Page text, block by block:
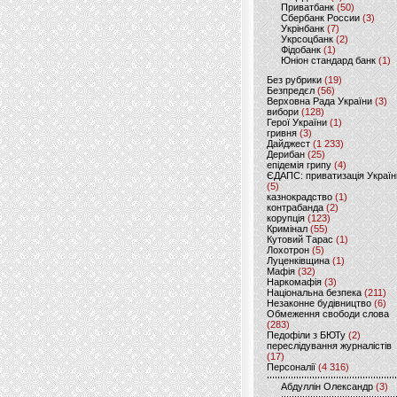
Приватбанк (50)
Сбербанк России (3)
Укрінбанк(7)
Укрсоцбанк (2)
Фідобанк (1)
Юніон стандард банк(1)
Без рубрики (19)
Безпредєл(56)
Верховна Рада України (3)
вибори(128)
Герої України(1)
гривня (3)
Дайджест (1 233)
Дерибан (25)
епідемія грипу (4)
ЄДАПС: приватизація
(5)
казнокрадство (1)
контрабанда (2)
корупція (123)
Кримінал (55)
Кутовий Тарас (1)
Лохотрон(5)
Луценківщина (1)
Мафія (32)
Наркомафія (3)
Національна безпека (211)
Незаконне будівництво(6)
Обмеження свободи слова
(283)
Педофіли з БЮТу (2)
переслідування журналістів
(17)
Персоналії (4 316)
Абдуллін Олександр (3)